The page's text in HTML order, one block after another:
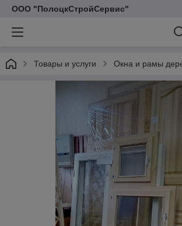
ООО "ПолоцкСтройСервис"
Товары и услуги Окна и рамы